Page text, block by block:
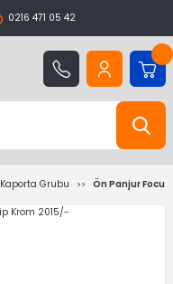
0216 471 05 42
Kaporta Grubu Ön Panjur